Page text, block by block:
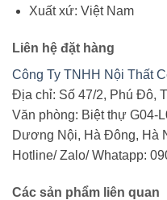
Xuất xứ: Việt Nam
Liên hệ đặt hàng
Công Ty TNHH Nội Thất
Địa chỉ: Số 47/2, Phú Đô,
Văn phòng: Biệt thự G04-
Dương Nội, Hà Đông, Hà
Hotline/ Zalo/ Whatapp:
Các sản phẩm liên quan